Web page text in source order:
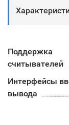
Поддержка
считывателей
Интерфейсы
вывода